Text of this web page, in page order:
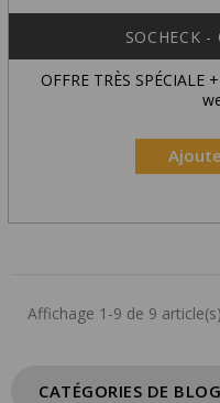
SOCHECK -
OFFRE TRÈS
Affichage 1-9 de 9 article(s)
CATÉGORIES DE